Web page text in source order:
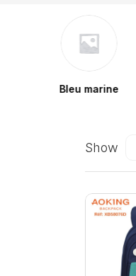
Bleu marine
Show